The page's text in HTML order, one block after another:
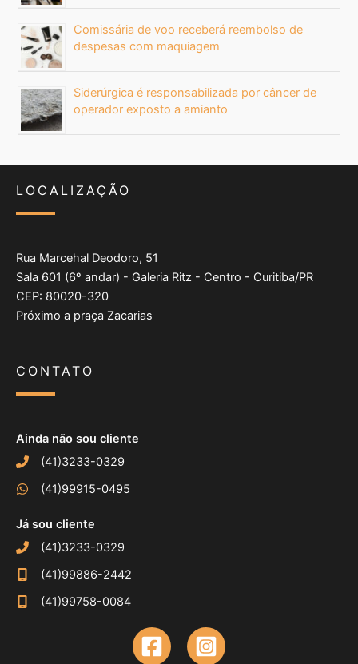
Comissária de voo receberá reembolso de
despesas com maquiagem
Siderúrgica é responsabilizada por câncer de
operador exposto a amianto
LOCALIZAÇÃO
Rua Marcehal Deodoro, 51
Sala 601 (6º andar) - Galeria Ritz - Centro - Curitiba/PR
CEP: 80020-320
Próximo a praça Zacarias
CONTATO
Ainda não sou cliente
(41)3233-0329
(41)99915-0495
Já sou cliente
(41)3233-0329
(41)99886-2442
(41)99758-0084